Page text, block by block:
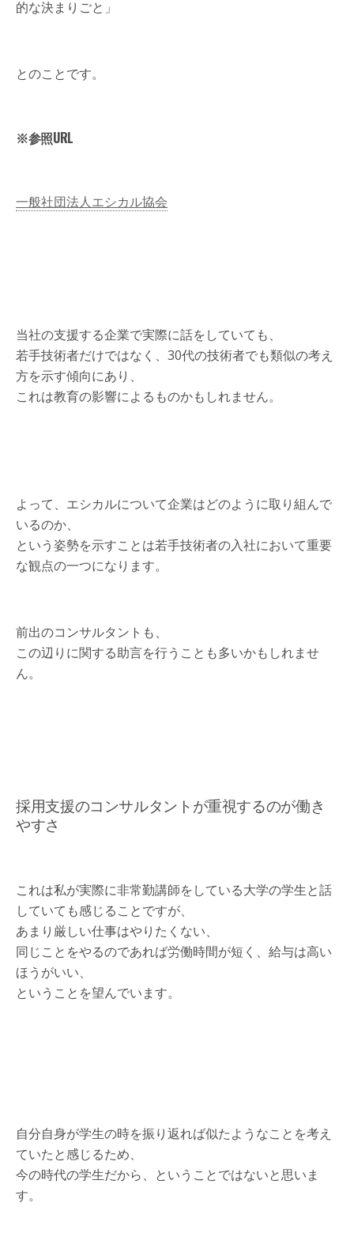
的な決まりごと」
とのことです。
※参照URL
一般社団法人エシカル協会
当社の支援する企業で実際に話をしていても、
若手技術者だけではなく、30代の技術者でも類似の考え
方を示す傾向にあり、
これは教育の影響によるものかもしれません。
よって、エシカルについて企業はどのように取り組んで
いるのか、
という姿勢を示すことは若手技術者の入社において重要
な観点の一つになります。
前出のコンサルタントも、
この辺りに関する助言を行うことも多いかもしれませ
ん。
採用支援のコンサルタントが重視するのが働き
やすさ
これは私が実際に非常勤講師をしている大学の学生と話
していても感じることですが、
あまり厳しい仕事はやりたくない、
同じことをやるのであれば労働時間が短く、給与は高い
ほうがいい、
ということを望んでいます。
自分自身が学生の時を振り返れば似たようなことを考え
ていたと感じるため、
今の時代の学生だから、ということではないと思いま
す。